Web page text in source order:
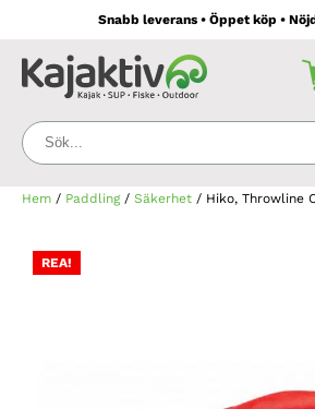
Snabb leverans • Öppet köp •
Sök:
Hem / Paddling/ Säkerhet / Hiko, Throwline
REA!
REA!